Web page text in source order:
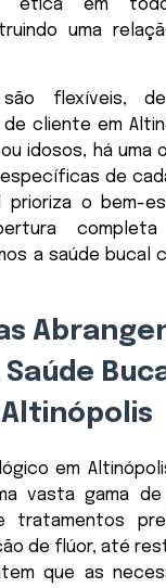
e ética em
uma
flexíveis,
cliente em
idosos, há uma
de
prioriza o bem-
a saúde bucal
Saúde
Altinópolis
em
vasta gama
tratamentos
de flúor, até
que as